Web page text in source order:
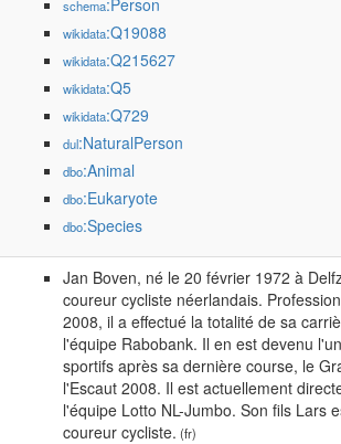
schema:Person
wikidata:Q19088
wikidata:Q215627
wikidata:Q5
wikidata:Q729
dul:NaturalPerson
dbo:Animal
dbo:Eukaryote
dbo:Species
Jan Boven, né le 20 février 1972 à
coureur cycliste néerlandais.
2008, il a effectué la totalité de sa
l'équipe Rabobank. Il en est devenu
sportifs après sa dernière course, le
l'Escaut 2008. Il est actuellement
l'équipe Lotto NL-Jumbo. Son fils Lars
coureur cycliste. (fr)